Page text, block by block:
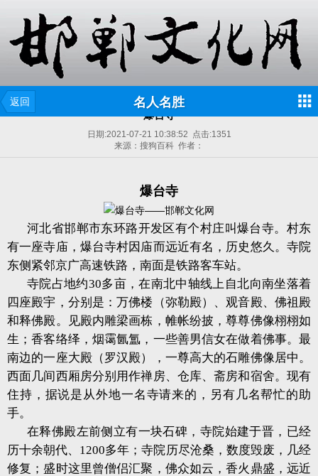
返回 名人名胜
爆台寺
日期:2021-07-21 10:38:52 点击:1351
来源：搜狗百科 作者：
爆台寺
河北省邯郸市东环路开发区有个村庄叫爆台寺。村东
有一座寺庙，爆台寺村因庙而远近有名，历史悠久。寺院
东侧紧邻京广高速铁路，南面是铁路客车站。
寺院占地约30多亩，在南北中轴线上自北向南坐落着
四座殿宇，分别是：万佛楼（弥勒殿）、观音殿、佛祖殿
和释佛殿。见殿内雕梁画栋，帷帐纷披，尊尊佛像栩栩如
生；香客络绎，烟霭氤氲，一些善男信女在做着佛事。最
南边的一座大殿（罗汉殿），一尊高大的石雕佛像居中。
西面几间西厢房分别用作禅房、仓库、斋房和宿舍。现有
住持，据说是从外地一名寺请来的，另有几名帮忙的助
手。
在释佛殿左前侧立有一块石碑，寺院始建于晋，已经
历十余朝代、1200多年；寺院历尽沧桑，数度毁废，几经
修复；盛时这里曾僧侣汇聚，佛众如云，香火鼎盛，远近